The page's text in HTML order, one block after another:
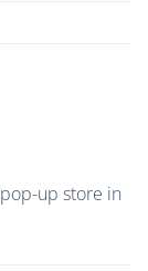
up store in